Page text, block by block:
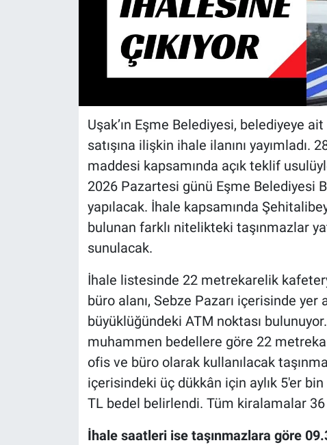
Uşak’ın Eşme Belediyesi, belediyeye
satışına ilişkin ihale ilanını yayımladı.
maddesi kapsamında açık teklif
2026 Pazartesi günü Eşme Belediyesi
yapılacak. İhale kapsamında
bulunan farklı nitelikteki taşınmazlar
sunulacak.
İhale listesinde 22 metrekarelik
büro alanı, Sebze Pazarı içerisinde
büyüklüğündeki ATM noktası
muhammen bedellere göre 22
ofis ve büro olarak kullanılacak
içerisindeki üç dükkân için aylık 5'er
TL bedel belirlendi. Tüm kiralamalar
İhale saatleri ise taşınmazlara göre